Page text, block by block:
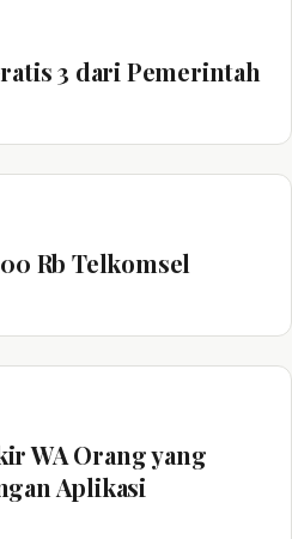
3 dari Pemerintah
Rb Telkomsel
WA Orang yang
Aplikasi